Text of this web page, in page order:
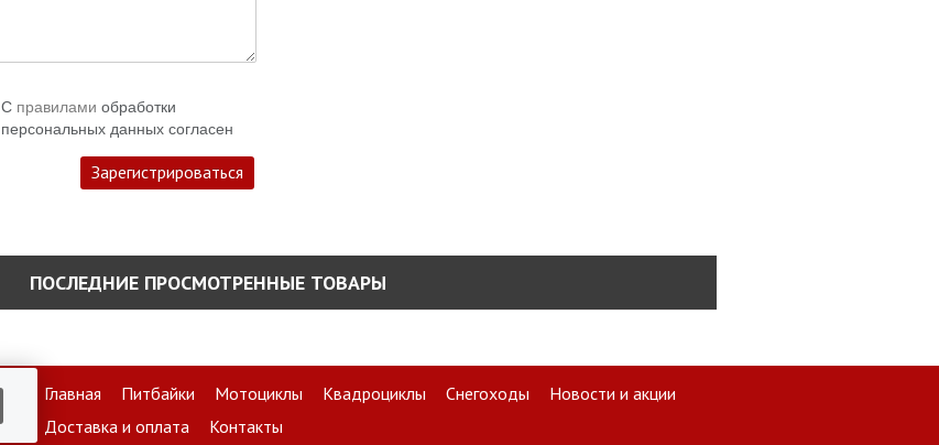
С правилами обработки
персональных данных согласен
ПОСЛЕДНИЕ ПРОСМОТРЕННЫЕ ТОВАРЫ
Главная Питбайки Мотоциклы Квадроциклы Снегоходы
Новости и акции
Доставка и оплата
Контакты